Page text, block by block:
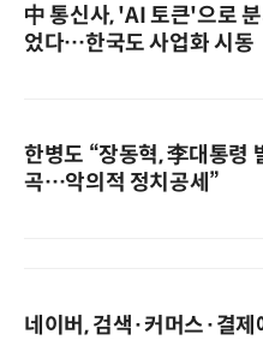
中 통신사, 'AI 토큰'으로
었다…한국도 사업화 시동
한병도 “장동혁, 李대통령
곡…악의적 정치공세”
네이버, 검색·커머스·결제